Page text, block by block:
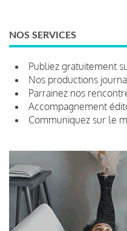
NOS SERVICES
Publiez gratuitement
Nos productions
Parrainez nos
Accompagnement
Communiquez sur le